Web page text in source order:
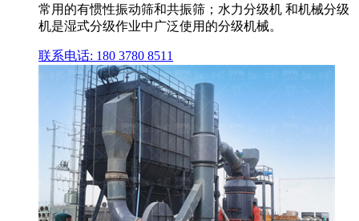
常用的有惯性振动筛和共振筛；水力分级机 和机械分级
机是湿式分级作业中广泛使用的分级机械。
联系电话: 180 3780 8511